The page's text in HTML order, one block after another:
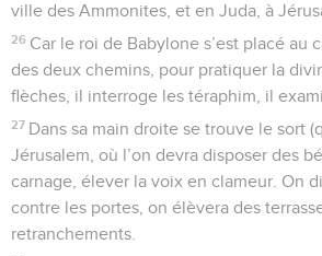
ville des Ammonites, et en Juda, à
26 Car le roi de Babylone s’est placé au
des deux chemins, pour pratiquer la
flèches, il interroge les téraphim, il
27 Dans sa main droite se trouve le sort
Jérusalem, où l’on devra disposer des
carnage, élever la voix en clameur. On
contre les portes, on élèvera des
retranchements.